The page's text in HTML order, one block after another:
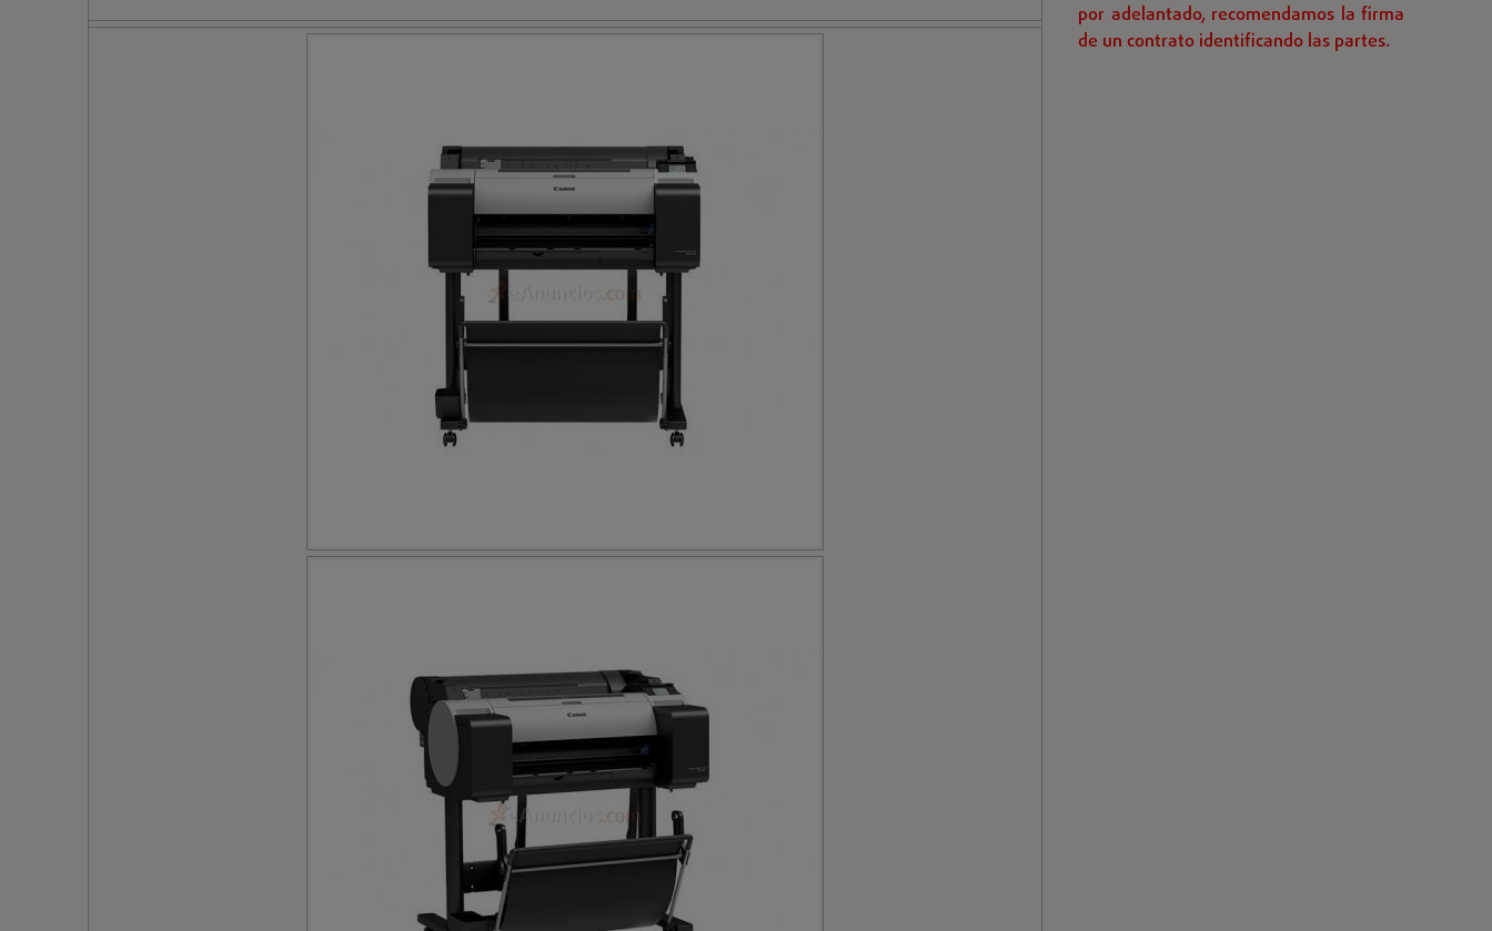
por adelantado, recomendamos la firma
de un contrato identificando las partes.